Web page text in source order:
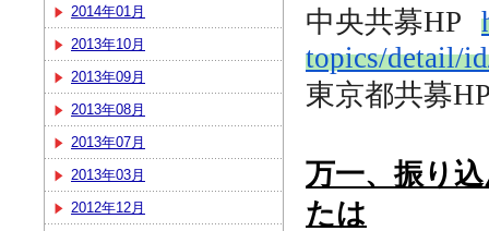
2014年01月
2013年10月
2013年09月
2013年08月
2013年07月
2013年03月
2012年12月
中央共募HP
topics/detail/
東京都共募
万一、振り
たは